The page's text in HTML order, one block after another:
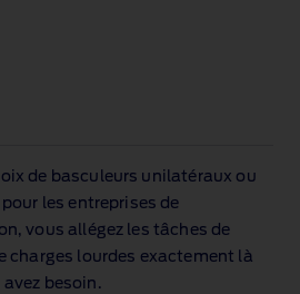
de basculeurs unilatéraux ou
les entreprises de
vous allégez les tâches de
charges lourdes exactement là
avez besoin.